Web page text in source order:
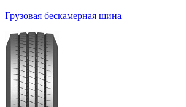
Грузовая бескамерная шина